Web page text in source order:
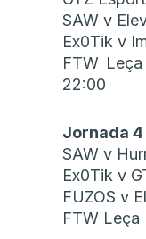
SAW v
Ex0Tik v
FTW
22:00
Jornada
SAW v
Ex0Tik v
FUZOS v
FTW Leça